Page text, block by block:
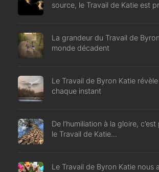
source, le Travail de Katie est
La grandeur du Travail de
monde décadent
Le Travail de Byron Katie
chaque instant
De l’humiliation à la gloire,
le Travail de Katie…
Le Travail de Byron Katie nous